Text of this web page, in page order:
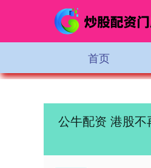
首页
公牛配资 港股不